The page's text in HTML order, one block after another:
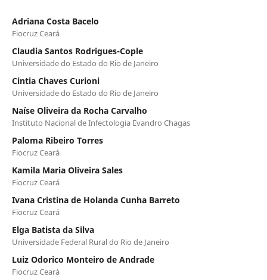
Adriana Costa Bacelo
Fiocruz Ceará
Claudia Santos Rodrigues-Cople
Universidade do Estado do Rio de Janeiro
Cintia Chaves Curioni
Universidade do Estado do Rio de Janeiro
Naíse Oliveira da Rocha Carvalho
Instituto Nacional de Infectologia Evandro Chagas
Paloma Ribeiro Torres
Fiocruz Ceará
Kamila Maria Oliveira Sales
Fiocruz Ceará
Ivana Cristina de Holanda Cunha Barreto
Fiocruz Ceará
Elga Batista da Silva
Universidade Federal Rural do Rio de Janeiro
Luiz Odorico Monteiro de Andrade
Fiocruz Ceará